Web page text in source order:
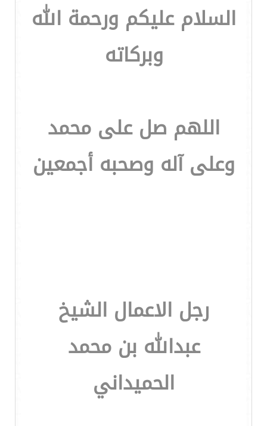
السلام عليكم ورحمة الله
وبركاته
اللهم صل على محمد
وعلى آله وصحبه أجمعين
رجل الاعمال الشيخ
عبدالله بن محمد
الحميداني